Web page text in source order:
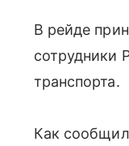
В рейде
сотрудники
транспорта.
Как